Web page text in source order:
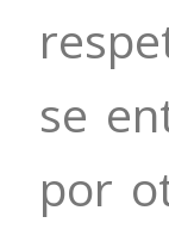
se
por